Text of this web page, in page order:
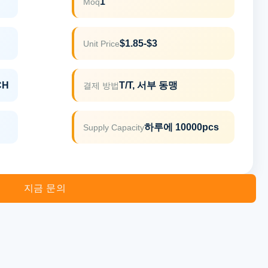
Unit Price$1.85-$3
결제 방법T/T, 서부 동맹
Supply Capacity하루에 10000pcs
지금 문의